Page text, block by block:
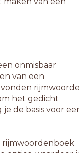
onmisbaar
van een
het gedicht
de basis voor